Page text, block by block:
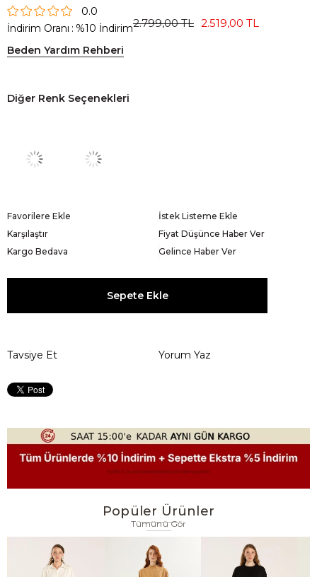
0.0
İndirim Oranı : %10 İndirim2.799,00 TL 2.519,00 TL
Beden Yardım Rehberi
Diğer Renk Seçenekleri
Favorilere Ekle
İstek Listeme Ekle
Karşılaştır
Fiyat Düşünce Haber Ver
Kargo Bedava
Gelince Haber Ver
Tavsiye Et Yorum Yaz
Popüler Ürünler
Tümünü Gör